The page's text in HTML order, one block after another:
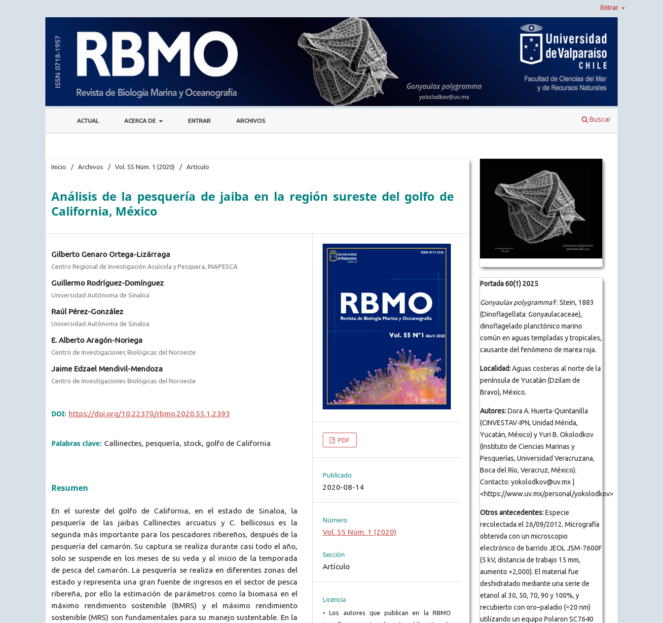
ACTUAL ACERCA DE ENTRAR ARCHIVOS Buscar
Entrar
Inicio / Archivos / Vol. 55 Núm. 1 (2020) / Artículo
Análisis de la pesquería de jaiba en la región sureste del golfo de
California, México
Gilberto Genaro Ortega-Lizárraga
Centro Regional de Investigación Acuícola y Pesquera, INAPESCA
Guillermo Rodríguez-Domínguez
Universidad Autónoma de Sinaloa
Raúl Pérez-González
Universidad Autónoma de Sinaloa
E. Alberto Aragón-Noriega
Centro de Investigaciones Biológicas del Noroeste
Jaime Edzael Mendivil-Mendoza
Centro de Investigaciones Biológicas del Noroeste
DOI: https://doi.org/10.22370/rbmo.2020.55.1.2393
Palabras clave: Callinectes, pesquería, stock, golfo de California
Resumen
En el sureste del golfo de California, en el estado de Sinaloa, la
pesquería de las jaibas Callinectes arcuatus y C. bellicosus es la
segunda más importante para los pescadores ribereños, después de la
pesquería del camarón. Su captura se realiza durante casi todo el año,
solo se suspende en los meses de su veda y al inicio de la temporada
de pesca del camarón. La pesquería se realiza en diferentes zonas del
estado y representa una gran fuente de ingresos en el sector de pesca
ribereña, por ello la estimación de parámetros como la biomasa en el
máximo rendimiento sostenible (BMRS) y el máximo rendimiento
sostenible (MRS) son fundamentales para su manejo sustentable. En la
PDF
Publicado
2020-08-14
Número
Vol. 55 Núm. 1 (2020)
Sección
Artículo
Licencia
• Los autores que publican en la RBMO
Portada 60(1) 2025
Gonyaulax polygrammaF. Stein, 1883
(Dinoflagellata: Gonyaulacaceae),
dinoflagelado planctónico marino
común en aguas templadas y tropicales,
causante del fenómeno de marea roja.
Localidad:Aguas costeras al norte de la
península de Yucatán (Dzilam de
Bravo), México.
Autores:Dora A. Huerta-Quintanilla
(CINVESTAV-IPN, Unidad Mérida,
Yucatán, México) y Yuri B. Okolodkov
(Instituto de Ciencias Marinas y
Pesquerías, Universidad Veracruzana,
Boca del Río, Veracruz, México).
Contacto: yokolodkov@uv.mx |
<https://www.uv.mx/personal/yokolodkov>
Otros antecedentes:Especie
recolectada el 26/09/2012. Micrografía
obtenida con un microscopio
electrónico de barrido JEOL JSM-7600F
(5 kV, distancia de trabajo 15 mm,
aumento ×2,000). El material fue
deshidratado mediante una serie de
etanol al 30, 50, 70, 90 y 100%, y
recubierto con oro–paladio (≈20 nm)
utilizando un equipo Polaron SC7640